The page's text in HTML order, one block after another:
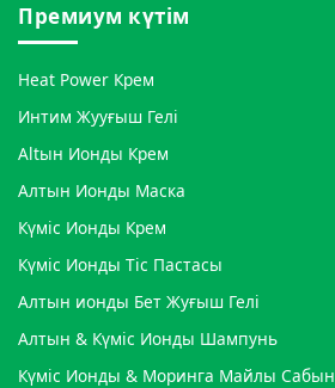
Премиум күтім
Heat Power Крем
Интим Жууғыш Гелі
Altын Ионды Крем
Алтын Ионды Маска
Күміс Ионды Крем
Күміс Ионды Тіс Пастасы
Алтын ионды Бет Жуғыш Гелі
Алтын & Күміс Ионды Шампунь
Күміс Ионды & Моринга Майлы Сабын